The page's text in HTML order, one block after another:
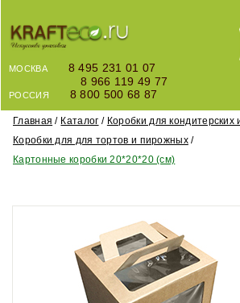
МОСКВА
8 495 231 01 07
8 966 119 49 77
РОССИЯ 8 800 500 68 87
Главная Каталог
Коробки для кондитерских
Коробки для для тортов и пирожных
Картонные коробки 20*20*20 (см)